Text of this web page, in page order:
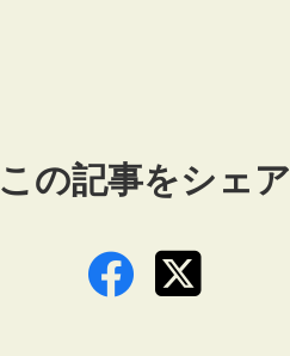
この記事をシェア